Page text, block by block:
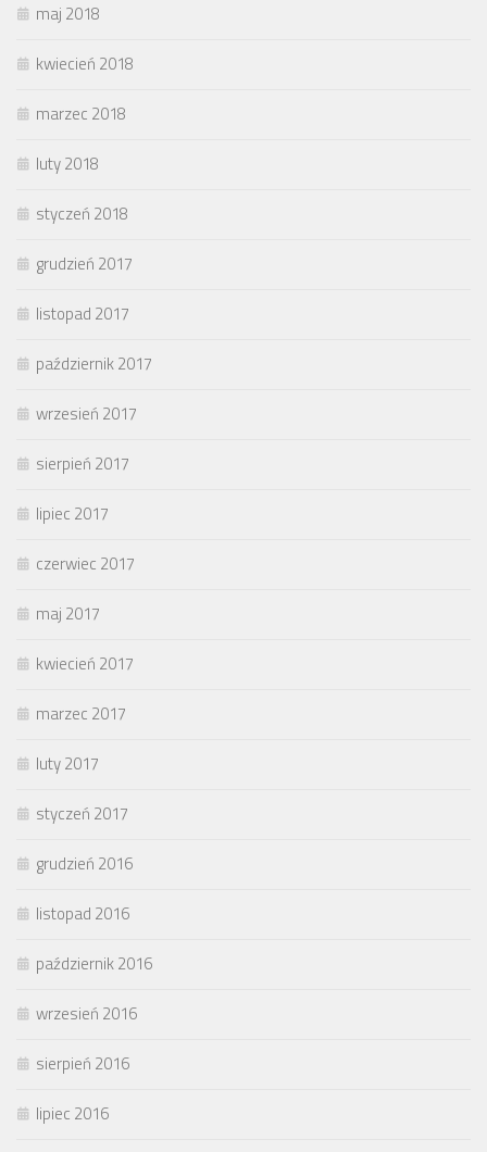
maj 2018
kwiecień 2018
marzec 2018
luty 2018
styczeń 2018
grudzień 2017
listopad 2017
październik 2017
wrzesień 2017
sierpień 2017
lipiec 2017
czerwiec 2017
maj 2017
kwiecień 2017
marzec 2017
luty 2017
styczeń 2017
grudzień 2016
listopad 2016
październik 2016
wrzesień 2016
sierpień 2016
lipiec 2016